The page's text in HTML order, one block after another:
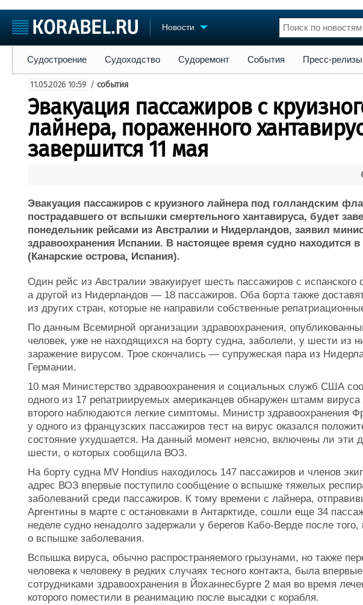
Новости
Судостроение
Пульс
Новости
Компании
Репутация
Работа
Торговая площадка
Доска объявлений
Продажа флота
Изделия
Материалы
Конференции
Личности
Судостроение Судоходство Судоремонт События Пресс-релизы
11.05.2026 10:59 / события
Эвакуация пассажиров с
лайнера, пораженного
завершится 11 мая
Эвакуация пассажиров с круизного лайнера под голландским
пострадавшего от вспышки смертельного хантавируса, будет
понедельник рейсами из Австралии и Нидерландов, заявил
здравоохранения Испании. В настоящее время судно находится
(Канарские острова, Испания).
Один рейс из Австралии эвакуирует шесть пассажиров с испанского
а другой из Нидерландов — 18 пассажиров. Оба борта также
из других стран, которые не направили собственные
По данным Всемирной организации здравоохранения,
человек, уже не находящихся на борту судна, заболели, у шести из
заражение вирусом. Трое скончались — супружеская пара из
Германии.
10 мая Министерство здравоохранения и социальных служб США
одного из 17 репатриируемых американцев обнаружен штамм
второго наблюдаются легкие симптомы. Министр здравоохранения
у одного из французских пассажиров тест на вирус оказался
состояние ухудшается. На данный момент неясно, включены ли эти
шести, о которых сообщила ВОЗ.
На борту судна MV Hondius находилось 147 пассажиров и членов
адрес ВОЗ впервые поступило сообщение о вспышке тяжелых
заболеваний среди пассажиров. К тому времени с лайнера,
Аргентины в марте с остановками в Антарктиде, сошли еще 34
неделе судно ненадолго задержали у берегов Кабо-Верде после того,
о вспышке заболевания.
Вспышка вируса, обычно распространяемого грызунами, но также
человека к человеку в редких случаях тесного контакта, была
сотрудниками здравоохранения в Йоханнесбурге 2 мая во время
которого поместили в реанимацию после высадки с корабля.